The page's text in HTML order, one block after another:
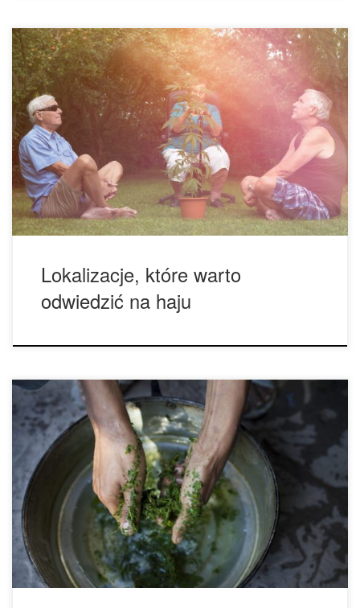
6 inspirujących lokalizacji, które warto odwiedzić będąc na
haju Świat pełen jest naturalnego piękna. I jak wie każdy
użytkownik marihuany, cannabis wzmacnia to piękno. Dzisiaj
mamy dla was sześć najbardziej inspirujących miejsc na
świecie, które robią niesamowite wrażenie. Nasze otoczenie
może naprawdę mocno wpływać na naszą wyobraźnie i
fantazję, i […]
Lokalizacje, które warto
odwiedzić na haju
Kratom to z pewnością mało zrozumiała substancja. Gdyby
DEA odniosło sukces, kratom byłby już zakazany w Stanach
Zjednoczonych. Ale tak się nie stało, a substancja pokazała
pewne zaskakujące możliwości. Ryzyko śmierci oraz
uzależnienia jest niskie, a substancja może być cennym
zasobem w walce z epidemią opioidów. Kratom
sprzedawany jest online […]